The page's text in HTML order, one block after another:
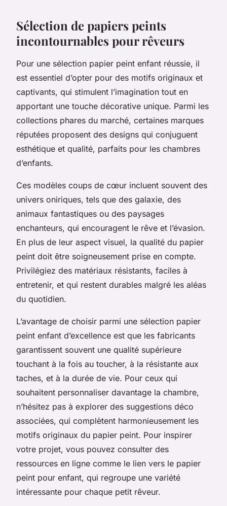
Sélection de papiers peints
incontournables pour rêveurs
Pour une sélection papier peint enfant réussie, il
est essentiel d’opter pour des motifs originaux et
captivants, qui stimulent l’imagination tout en
apportant une touche décorative unique. Parmi les
collections phares du marché, certaines marques
réputées proposent des designs qui conjuguent
esthétique et qualité, parfaits pour les chambres
d’enfants.
Ces modèles coups de cœur incluent souvent des
univers oniriques, tels que des galaxie, des
animaux fantastiques ou des paysages
enchanteurs, qui encouragent le rêve et l’évasion.
En plus de leur aspect visuel, la qualité du papier
peint doit être soigneusement prise en compte.
Privilégiez des matériaux résistants, faciles à
entretenir, et qui restent durables malgré les aléas
du quotidien.
L’avantage de choisir parmi une sélection papier
peint enfant d’excellence est que les fabricants
garantissent souvent une qualité supérieure
touchant à la fois au toucher, à la résistante aux
taches, et à la durée de vie. Pour ceux qui
souhaitent personnaliser davantage la chambre,
n’hésitez pas à explorer des suggestions déco
associées, qui complètent harmonieusement les
motifs originaux du papier peint. Pour inspirer
votre projet, vous pouvez consulter des
ressources en ligne comme le lien vers le papier
peint pour enfant, qui regroupe une variété
intéressante pour chaque petit rêveur.